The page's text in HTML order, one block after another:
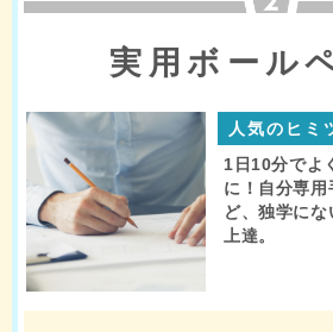
実用ボール
人気のヒミ
1日10分でよ
に！自分専
ど、独学に
上達。